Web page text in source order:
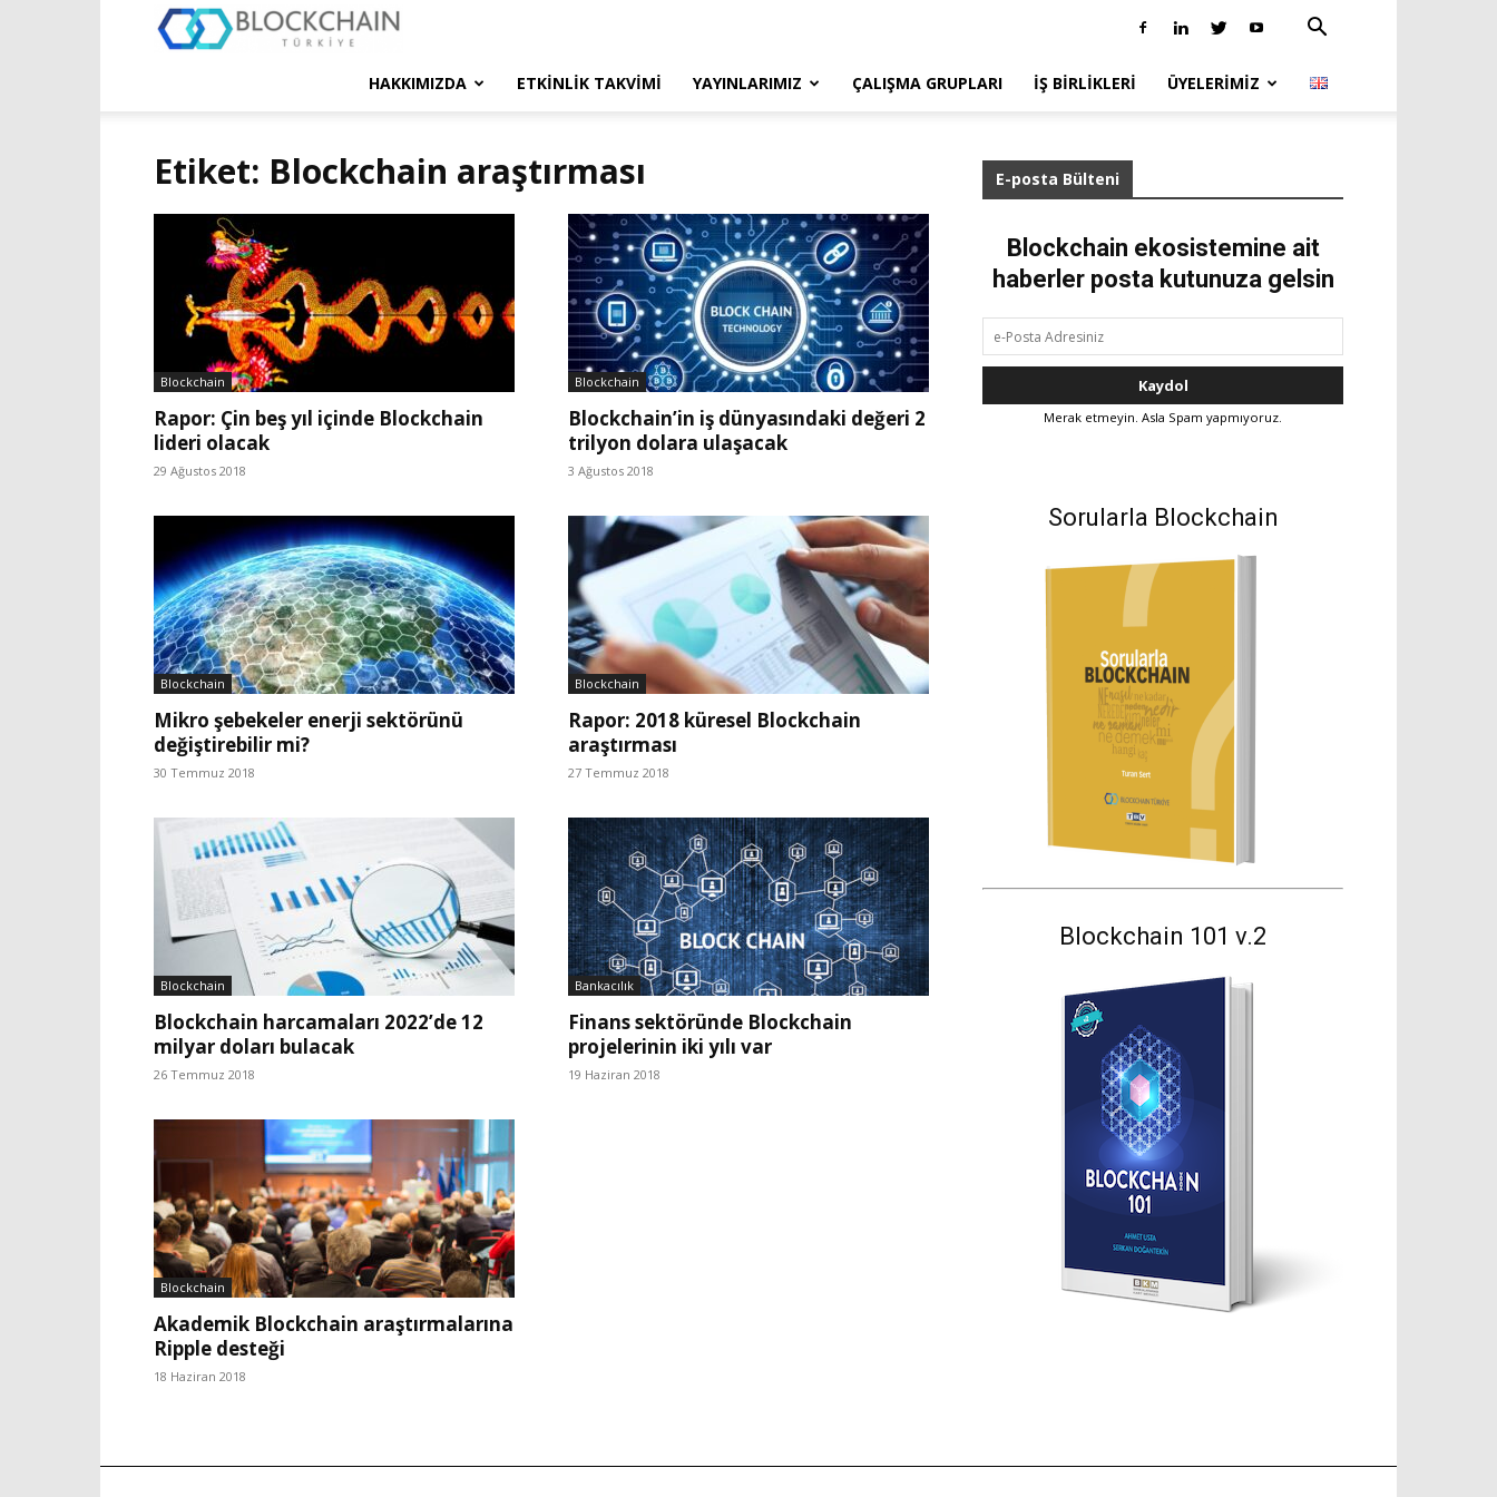
Türkiye
HAKKIMIZDA ETKINLIK TAKVIMI YAYINLARIMIZ ÇALIŞMA GRUPLARI İŞ BIRLIKLERI ÜYELERIMIZ
Etiket: Blockchain araştırması
Blockchain
Rapor: Çin beş yıl içinde Blockchain
lideri olacak
29 Ağustos 2018
Blockchain
Blockchain’in iş dünyasındaki değeri 2
trilyon dolara ulaşacak
3 Ağustos 2018
Blockchain
Mikro şebekeler enerji sektörünü
değiştirebilir mi?
30 Temmuz 2018
Blockchain
Rapor: 2018 küresel Blockchain
araştırması
27 Temmuz 2018
Blockchain
Blockchain harcamaları 2022’de 12
milyar doları bulacak
26 Temmuz 2018
Bankacılık
Finans sektöründe Blockchain
projelerinin iki yılı var
19 Haziran 2018
Blockchain
Akademik Blockchain araştırmalarına
Ripple desteği
18 Haziran 2018
E-posta Bülteni
Blockchain ekosistemine ait
haberler posta kutunuza gelsin
Merak etmeyin. Asla Spam yapmıyoruz.
Sorularla Blockchain
Blockchain 101 v.2